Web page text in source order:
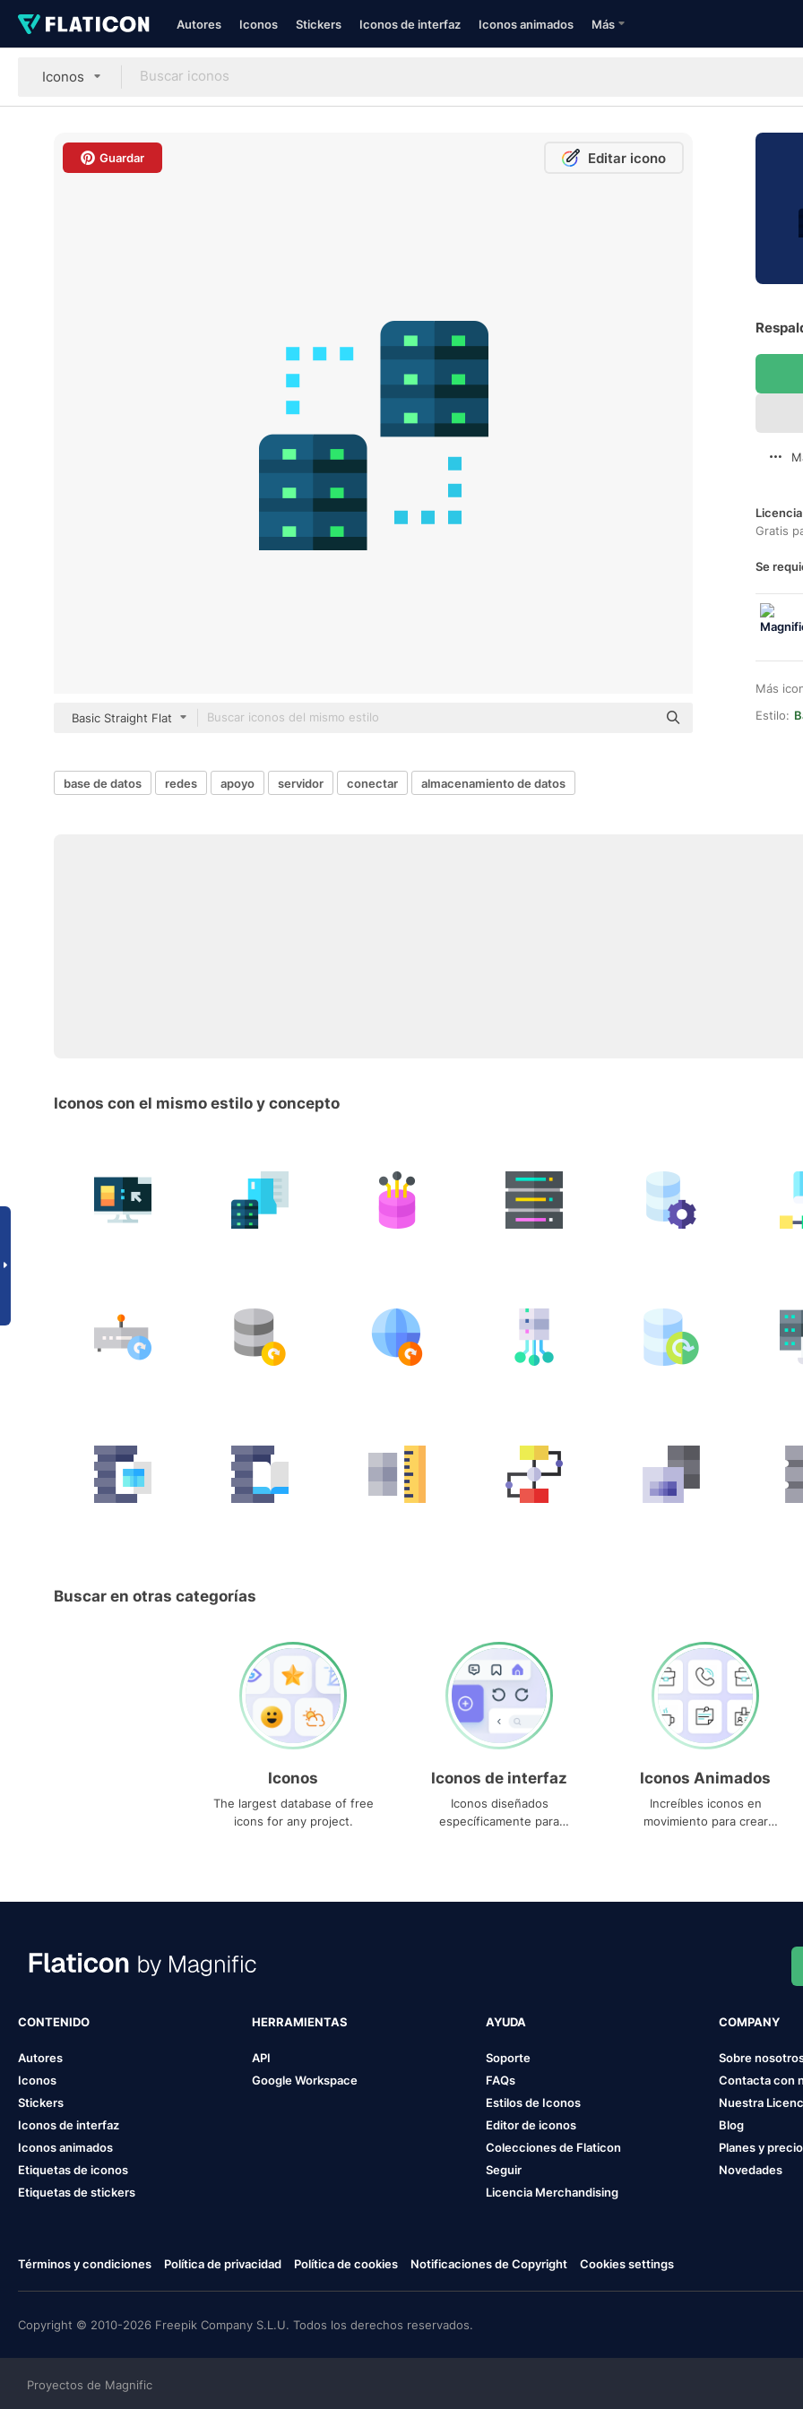
Autores Iconos Stickers Iconos de interfaz Iconos animados Más
Iconos
Guardar Editar icono
Basic Straight Flat
Gratis
Se
Más
Estilo:
base de datos redes apoyo servidor conectar almacenamiento de datos
Iconos con el mismo estilo y concepto
Buscar en otras categorías
Iconos
The largest database of free
icons for any project.
Iconos de interfaz
Iconos diseñados
específicamente para
Iconos Animados
Increíbles iconos en
movimiento para crear
CONTENIDO
Autores
Iconos
Stickers
Iconos de interfaz
Iconos animados
Etiquetas de iconos
Etiquetas de stickers
HERRAMIENTAS
API
Google Workspace
AYUDA
Soporte
FAQs
Estilos de Iconos
Editor de iconos
Colecciones de Flaticon
Seguir
Licencia Merchandising
COMPANY
Sobre
Contacta con
Nuestra
Blog
Planes y
Novedades
Términos y condiciones Política de privacidad Política de cookies Notificaciones de Copyright Cookies settings
Copyright © 2010-2026 Freepik Company S.L.U. Todos los derechos reservados.
Proyectos de Magnific